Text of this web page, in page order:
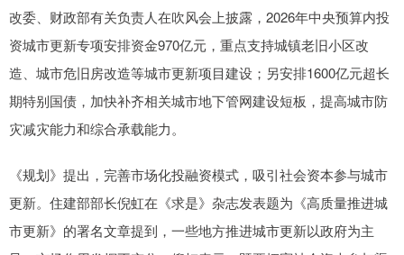
改委、财政部有关负责人在吹风会上披露，2026年中央预算内投
资城市更新专项安排资金970亿元，重点支持城镇老旧小区改
造、城市危旧房改造等城市更新项目建设；另安排1600亿元超长
期特别国债，加快补齐相关城市地下管网建设短板，提高城市防
灾减灾能力和综合承载能力。
《规划》提出，完善市场化投融资模式，吸引社会资本参与城市
更新。住建部部长倪虹在《求是》杂志发表题为《高质量推进城
市更新》的署名文章提到，一些地方推进城市更新以政府为主